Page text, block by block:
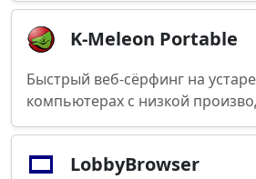
K-Meleon Portable
Быстрый веб-сёрфинг на
компьютерах с низкой
LobbyBrowser